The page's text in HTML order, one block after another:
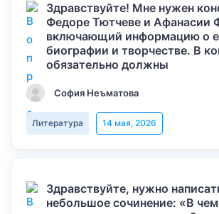
Здравствуйте! Мне нужен
Федоре Тютчеве и Афанасии
включающий информацию о
биографии и творчестве. В
обязательно должны
София Неъматова
Литература 14 мая, 2026
Здравствуйте, нужно
небольшое сочинение: «В чем